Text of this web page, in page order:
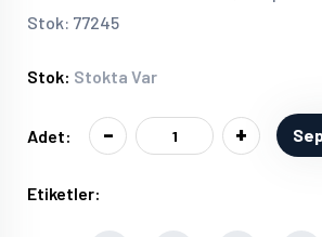
Stok: 77245
Stok: Stokta Var
Adet: - +
Etiketler: